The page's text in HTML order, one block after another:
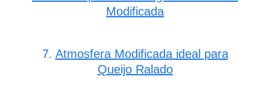
Modificada
7. Atmosfera Modificada ideal para
Queijo Ralado